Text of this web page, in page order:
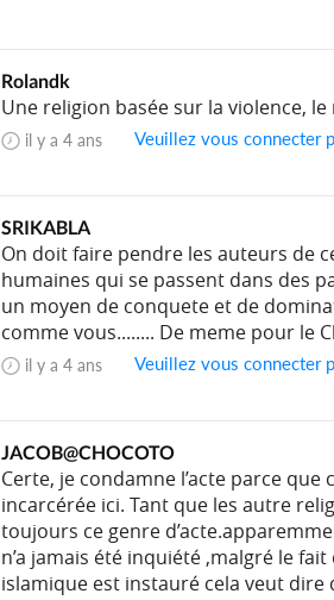
Rolandk
Une religion basée sur la violence,
il y a 4 ans Veuillez vous connecter
SRIKABLA
On doit faire pendre les auteurs de
humaines qui se passent dans des
un moyen de conquete et de
comme vous........ De meme pour le
il y a 4 ans Veuillez vous connecter
JACOB@CHOCOTO
Certe, je condamne l’acte parce
incarcérée ici. Tant que les autre
toujours ce genre
n’a jamais été inquiété ,malgré le
islamique est instauré cela veut